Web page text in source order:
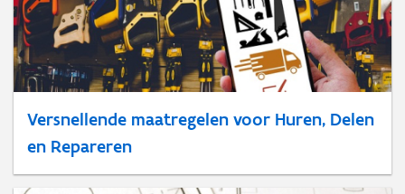
Versnellende maatregelen voor Huren, Delen
en Repareren